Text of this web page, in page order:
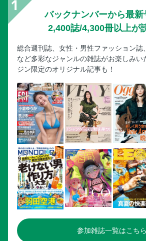
バックナンバーから最新
2,400誌/4,300冊以上が
総合週刊誌、女性・男性ファッション誌
など多彩なジャンルの雑誌がお楽しみい
ジン限定のオリジナル記事も！
参加雑誌一覧はこちら